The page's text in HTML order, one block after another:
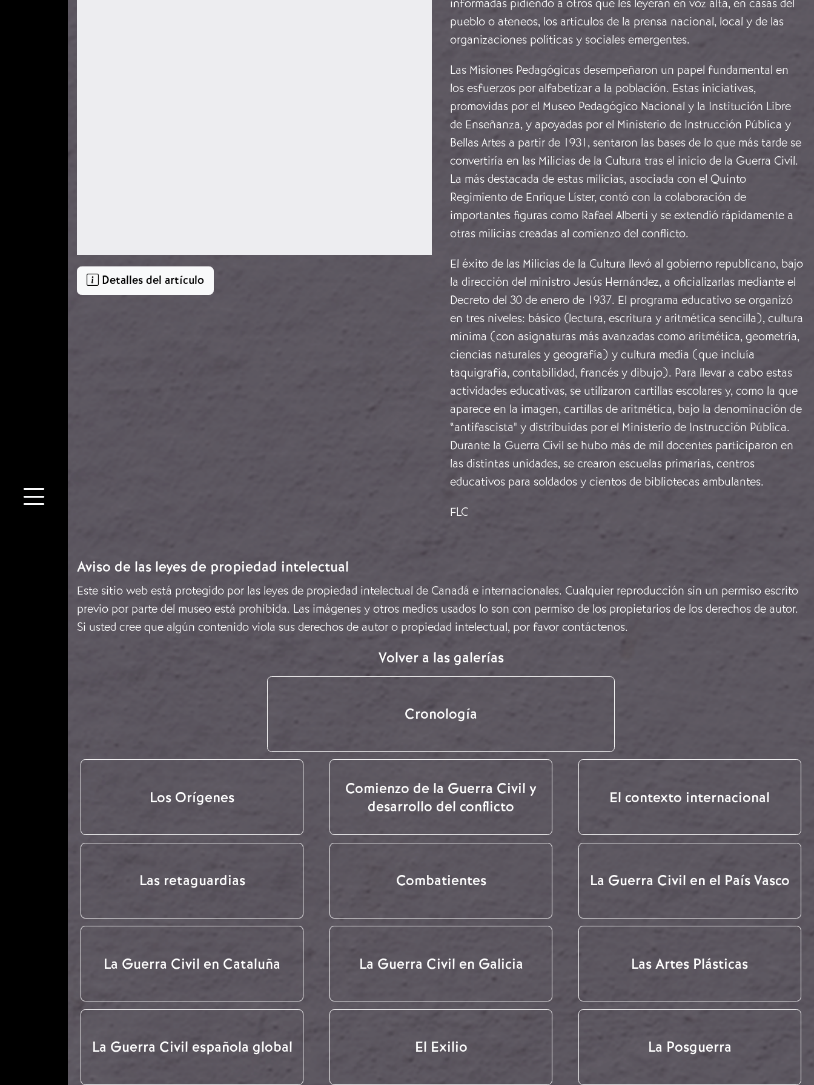
Detalles del artículo
informadas pidiendo a otros que les leyeran en voz alta, en casas del
pueblo o ateneos, los artículos de la prensa nacional, local y de las
organizaciones políticas y sociales emergentes.
Las Misiones Pedagógicas desempeñaron un papel fundamental en
los esfuerzos por alfabetizar a la población. Estas iniciativas,
promovidas por el Museo Pedagógico Nacional y la Institución Libre
de Enseñanza, y apoyadas por el Ministerio de Instrucción Pública y
Bellas Artes a partir de 1931, sentaron las bases de lo que más tarde se
convertiría en las Milicias de la Cultura tras el inicio de la Guerra Civil.
La más destacada de estas milicias, asociada con el Quinto
Regimiento de Enrique Líster, contó con la colaboración de
importantes figuras como Rafael Alberti y se extendió rápidamente a
otras milicias creadas al comienzo del conflicto.
El éxito de las Milicias de la Cultura llevó al gobierno republicano, bajo
la dirección del ministro Jesús Hernández, a oficializarlas mediante el
Decreto del 30 de enero de 1937. El programa educativo se organizó
en tres niveles: básico (lectura, escritura y aritmética sencilla), cultura
mínima (con asignaturas más avanzadas como aritmética, geometría,
ciencias naturales y geografía) y cultura media (que incluía
taquigrafía, contabilidad, francés y dibujo). Para llevar a cabo estas
actividades educativas, se utilizaron cartillas escolares y, como la que
aparece en la imagen, cartillas de aritmética, bajo la denominación de
“antifascista" y distribuidas por el Ministerio de Instrucción Pública.
Durante la Guerra Civil se hubo más de mil docentes participaron en
las distintas unidades, se crearon escuelas primarias, centros
educativos para soldados y cientos de bibliotecas ambulantes.
FLC
Aviso de las leyes de propiedad intelectual
Este sitio web está protegido por las leyes de propiedad intelectual de Canadá e internacionales. Cualquier reproducción sin un permiso escrito
previo por parte del museo está prohibida. Las imágenes y otros medios usados lo son con permiso de los propietarios de los derechos de autor.
Si usted cree que algún contenido viola sus derechos de autor o propiedad intelectual, por favor contáctenos.
Volver a las galerías
Cronología
Los Orígenes
Comienzo de la Guerra Civil y
desarrollo del conflicto
El contexto internacional
Las retaguardias Combatientes La Guerra Civil en el País Vasco
La Guerra Civil en Cataluña La Guerra Civil en Galicia Las Artes Plásticas
La Guerra Civil española global El Exilio La Posguerra